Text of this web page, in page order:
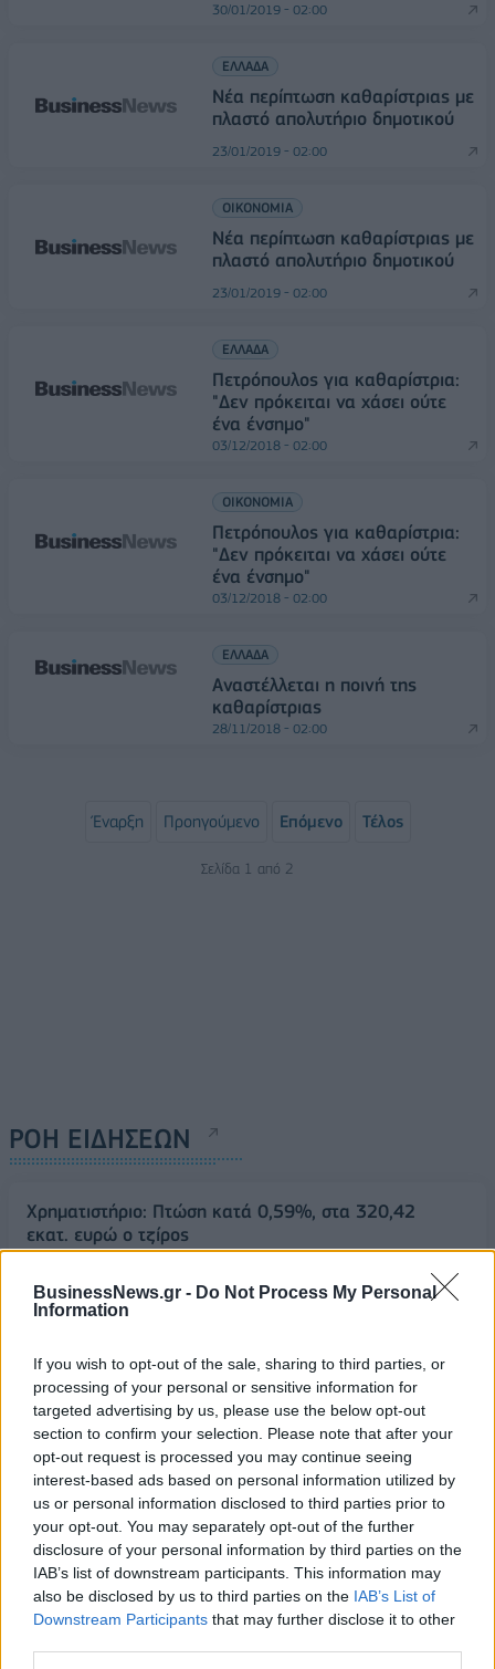
BusinessNews.gr - Do Not Process My Personal
Information
If you wish to opt-out of the sale, sharing to third parties, or
processing of your personal or sensitive information for
targeted advertising by us, please use the below opt-out
section to confirm your selection. Please note that after your
opt-out request is processed you may continue seeing
interest-based ads based on personal information utilized by
us or personal information disclosed to third parties prior to
your opt-out. You may separately opt-out of the further
disclosure of your personal information by third parties on the
IAB’s list of downstream participants. This information may
also be disclosed by us to third parties on the IAB’s List of
Downstream Participants that may further disclose it to other
30/01/2019 - 02:00
ΕΛΛΑΔΑ
Νέα περίπτωση καθαρίστριας με
πλαστό απολυτήριο δημοτικού
23/01/2019 - 02:00
ΟΙΚΟΝΟΜΙΑ
Νέα περίπτωση καθαρίστριας με
πλαστό απολυτήριο δημοτικού
23/01/2019 - 02:00
ΕΛΛΑΔΑ
Πετρόπουλος για καθαρίστρια:
"Δεν πρόκειται να χάσει ούτε
ένα ένσημο"
03/12/2018 - 02:00
ΟΙΚΟΝΟΜΙΑ
Πετρόπουλος για καθαρίστρια:
"Δεν πρόκειται να χάσει ούτε
ένα ένσημο"
03/12/2018 - 02:00
ΕΛΛΑΔΑ
Αναστέλλεται η ποινή της
καθαρίστριας
28/11/2018 - 02:00
Έναρξη Προηγούμενο Επόμενο Τέλος
Σελίδα 1 από 2
ΡΟΗ ΕΙΔΗΣΕΩΝ
Χρηματιστήριο: Πτώση κατά 0,59%, στα 320,42
εκατ. ευρώ ο τζίρος
ΟΠΕΚΑ: Αύριο η δεύτερη πληρωμή των δικαιούχων
06/08/2026 - 17:40 ΟΙΚΟΝΟΜΙΑ
Κυβερνητική Επιτροπή Βιομηχανίας- Κ. Μητσοτάκης:
Στρατηγική προτεραιότητα η ενίσχυση της
βιομηχανίας
06/08/2026 - 17:18 ΠΟΛΙΤΙΚΗ
Από τις 28 Αυγούστου η ψηφιακή ενεργοποίηση της
Κάρτας Αγρότη μέσω της ΕΑΕ 2026
06/08/2026 - 16:51 ΟΙΚΟΝΟΜΙΑ
Eurobank: Εξελίξεις και προοπτικές στις αγορές